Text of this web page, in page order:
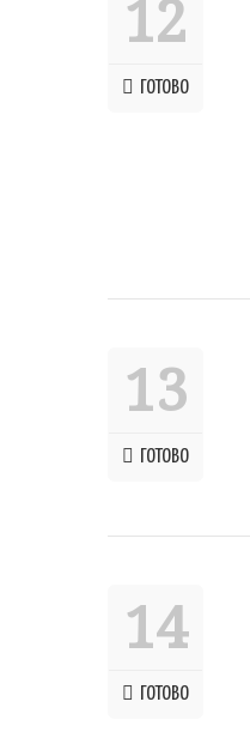
12
ГОТОВО
13
ГОТОВО
14
ГОТОВО